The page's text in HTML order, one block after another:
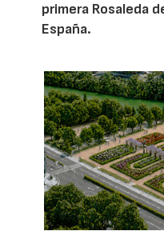
primera Rosaleda
España.